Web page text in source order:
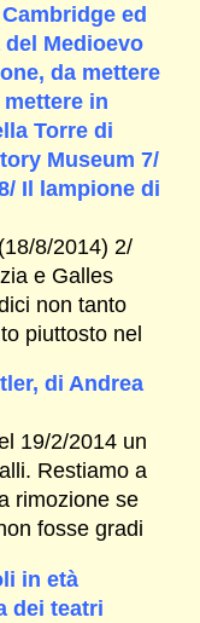
ed
Medioevo
da mettere
in
Torre di
Museum 7/
Il lampione di
8/2014) 2/
e Galles
non tanto
piuttosto nel
di Andrea
19/2/2014 un
Restiamo a
rimozione se
fosse gradi
in età
dei teatri